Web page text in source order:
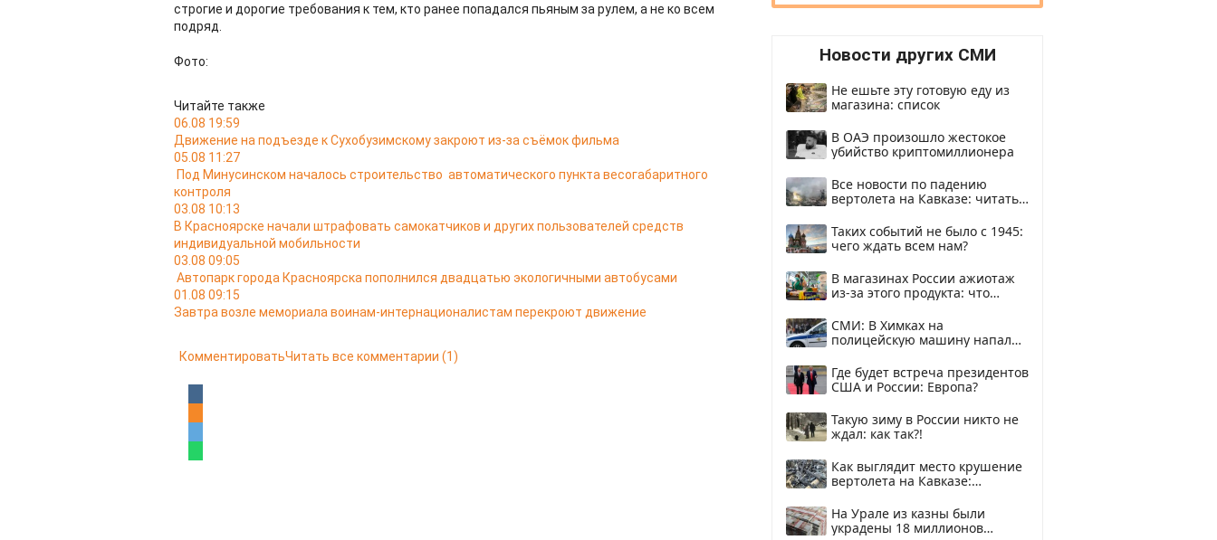
строгие и дорогие требования к тем, кто ранее попадался пьяным за рулем, а не ко всем
подряд.
Фото:
Читайте также
06.08 19:59
Движение на подъезде к Сухобузимскому закроют из-за съёмок фильма
05.08 11:27
Под Минусинском началось строительство автоматического пункта весогабаритного
контроля
03.08 10:13
В Красноярске начали штрафовать самокатчиков и других пользователей средств
индивидуальной мобильности
03.08 09:05
Автопарк города Красноярска пополнился двадцатью экологичными автобусами
01.08 09:15
Завтра возле мемориала воинам-интернационалистам перекроют движение
КомментироватьЧитать все комментарии (1)
Новости других СМИ
Не ешьте эту готовую еду из
магазина: список
В ОАЭ произошло жестокое
убийство криптомиллионера
Все новости по падению
вертолета на Кавказе: читать
Таких событий не было с 1945:
чего ждать всем нам?
В магазинах России ажиотаж
из-за этого продукта: что
СМИ: В Химках на
полицейскую машину напали
Где будет встреча президентов
США и России: Европа?
Такую зиму в России никто не
ждал: как так?!
Как выглядит место крушение
вертолета на Кавказе:
На Урале из казны были
украдены 18 миллионов